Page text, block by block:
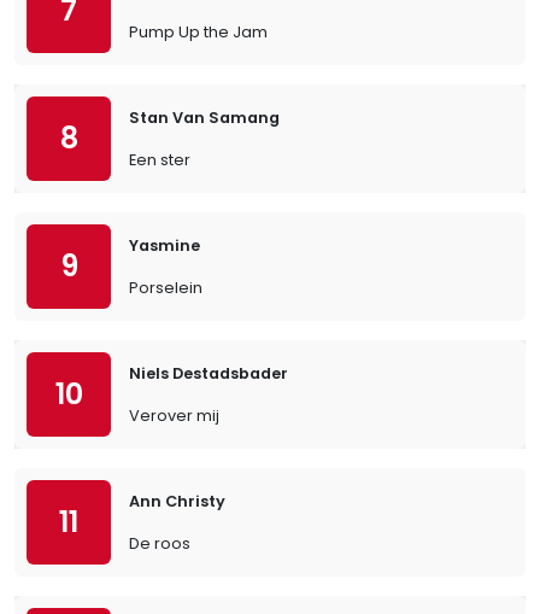
7
Pump Up the Jam
8
Stan Van Samang
Een ster
9
Yasmine
Porselein
10
Niels Destadsbader
Verover mij
11
Ann Christy
De roos